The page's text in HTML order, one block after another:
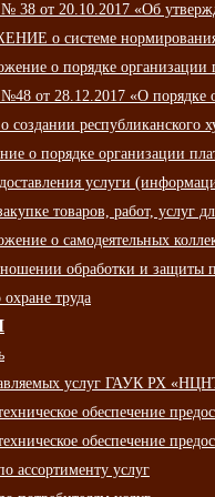
38 от 20.10.2017 «Об
о системе
о порядке
от 28.12.2017 «О порядке
создании
о порядке организации
услуги
товаров, работ,
о самодеятельных
обработки и защиты
труда
услуг ГАУК РХ
обеспечение
обеспечение
ассортименту услуг